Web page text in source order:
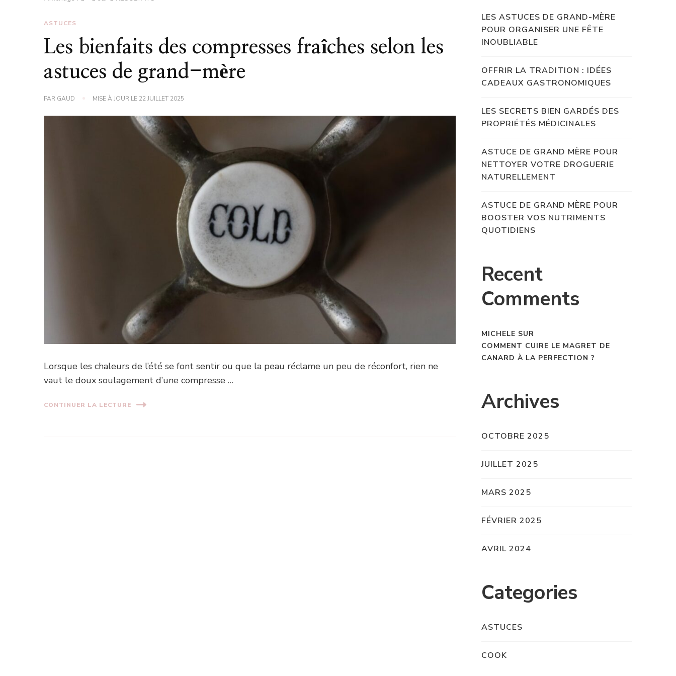
ASTUCES
Les bienfaits des compresses fraîches selon les
astuces de grand-mère
PAR GAUD MISE À JOUR LE 22 JUILLET 2025
Lorsque les chaleurs de l’été se font sentir ou que la peau réclame un peu de réconfort, rien ne
vaut le doux soulagement d’une compresse …
CONTINUER LA LECTURE
LES ASTUCES DE GRAND-MÈRE
POUR ORGANISER UNE FÊTE
INOUBLIABLE
OFFRIR LA TRADITION : IDÉES
CADEAUX GASTRONOMIQUES
LES SECRETS BIEN GARDÉS DES
PROPRIÉTÉS MÉDICINALES
ASTUCE DE GRAND MÈRE POUR
NETTOYER VOTRE DROGUERIE
NATURELLEMENT
ASTUCE DE GRAND MÈRE POUR
BOOSTER VOS NUTRIMENTS
QUOTIDIENS
Recent
Comments
MICHELE SUR
COMMENT CUIRE LE MAGRET DE
CANARD À LA PERFECTION ?
Archives
OCTOBRE 2025
JUILLET 2025
MARS 2025
FÉVRIER 2025
AVRIL 2024
Categories
ASTUCES
COOK